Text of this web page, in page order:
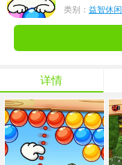
类别： 益智休闲
详情